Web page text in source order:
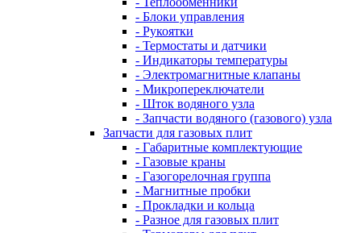
- Блоки управления
- Рукоятки
- Термостаты и датчики
- Индикаторы температуры
- Электромагнитные клапаны
- Микропереключатели
- Шток водяного узла
- Запчасти водяного (газового) узла
Запчасти для газовых плит
- Габаритные комплектующие
- Газовые краны
- Газогорелочная группа
- Магнитные пробки
- Прокладки и кольца
- Разное для газовых плит